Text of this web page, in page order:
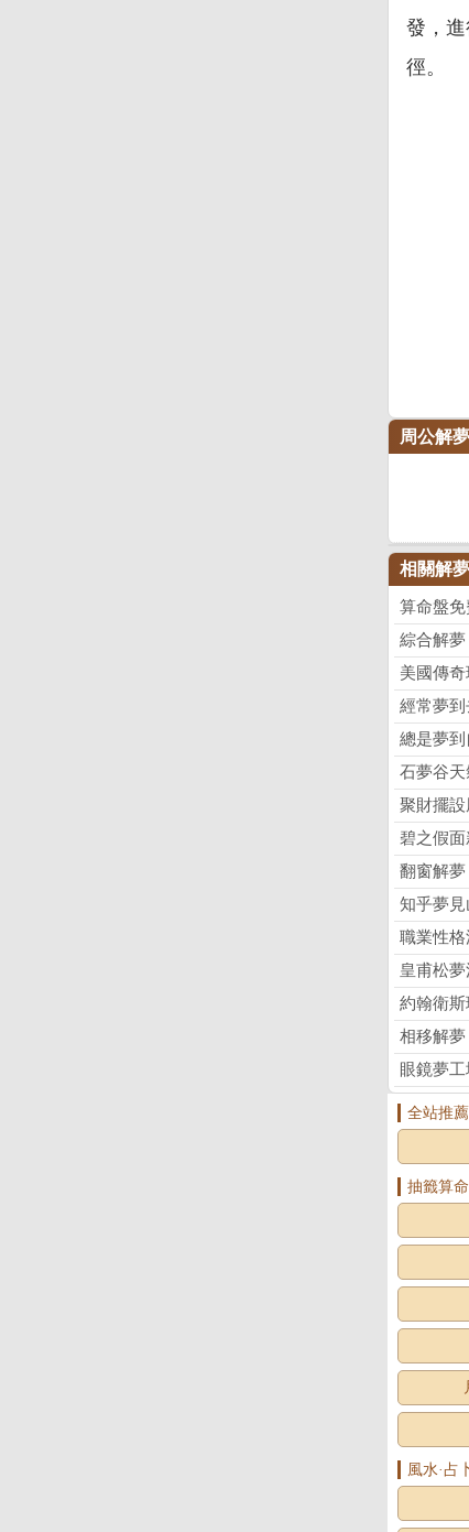
發，
徑。
周公解
相關解夢
算命盤免
綜合解夢
美國傳
經常夢
總是夢
石夢谷天
聚財擺設
碧之假
翻窗解夢
知乎夢見
職業性
皇甫松
約翰衛斯
相移解夢
眼鏡夢
全站推薦
抽籤算命
風水·占